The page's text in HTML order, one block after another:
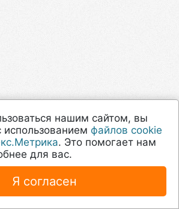
нашим сайтом, вы
использованием файлов cookie
. Это помогает нам
для вас.
Я согласен